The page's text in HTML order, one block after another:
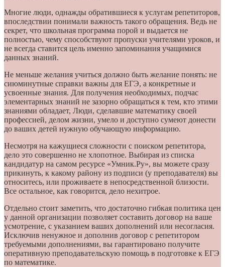
Многие люди, однажды обратившиеся к услугам репетиторов,
впоследствии понимали важность такого обращения. Ведь не
секрет, что школьная программа порой и выдается не
полностью, чему способствуют пропуски учителями уроков, и
не всегда ставится цель именно запоминания учащимися
данных знаний.
Не меньше желания учиться должно быть желание понять: не
сиюминутные справки важны для ЕГЭ, а конкретные и
усвоенные знания. Для получения необходимых, подчас
элементарных знаний не зазорно обращаться к тем, кто этими
знаниями обладает, Люди, сделавшие математику своей
профессией, делом жизни, умело и доступно сумеют донести
до ваших детей нужную обучающую информацию.
Несмотря на кажущиеся сложности с поиском репетитора,
дело это совершенно не хлопотное. Выбирая из списка
кандидатур на самом ресурсе «Умник.Ру», вы можете сразу
прикинуть, к какому району из подписи (у преподавателя) вы
относитесь, или проживаете в непосредственной близости.
Все остальное, как говорится, дело нехитрое.
Отдельно стоит заметить, что достаточно гибкая политика цен
у данной организации позволяет составить договор на ваше
усмотрение, с указанием ваших дополнений или несогласия.
Исключив ненужное и дополнив договор с репетитором
требуемыми дополнениями, вы гарантировано получите
оперативную преподавательскую помощь в подготовке к ЕГЭ
по математике.